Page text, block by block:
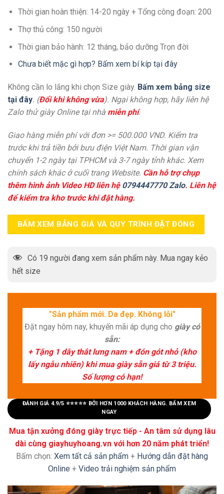
Thời gian hoàn thiện: 14-20 ngày + Tổng công đoạn: 200
Thợ thủ công: 150 người
Thời gian bảo hành: 12 tháng, bảo dưỡng Trọn đời
Chưa biết mặc gì hợp? Bấm xem bí kíp tại đây
Không cần lo lắng khi chọn Size giày. Bấm xem bảng size
tại đây. (Đổi khi không vừa). Ngại không hợp, hãy liên hệ
Zalo thử giày Online tại nhà miễn phí.
Giao hàng miễn phí với đơn >= 500.000 VND. Kiểm tra
trước khi trả tiền bởi bưu điện Việt Nam. Thời gian vận
chuyển 1-2 ngày tại TPHCM và 3-7 ngày tỉnh khác. Xem
chính sách khác ở cuối trang Website. Cần hỗ trợ chụp
thêm hình ảnh Video HD liên hệ 0794447770 Zalo. Liên hệ
để kiểm tra kho trước khi đặt hàng.
BẤM XEM BẢNG GIÁ VÀ QUY TRÌNH ĐẶT ĐÓNG
Có 19 người đang xem sản phẩm này. Mua ngay kẻo
hết size
"Sản phẩm mới. Da đẹp. Không lỗi"
Đặt ngay hôm nay, khuyến mãi áp dụng cho giày có
sẵn:
+ Tặng 1 dây thắt lưng nam + đón gót nhỏ (kho
lấy ngẫu nhiên) khi mua giày sẵn giá từ 3 triệu.
Số lượng có hạn!
ĐÁNH GIÁ 4.9/5 ⭐⭐⭐⭐⭐ BỞI HƠN 1000 KHÁCH HÀNG. BẤM XEM
NGAY
Mua tận xưởng đóng giày trực tiếp - An tâm sử dụng lâu
dài cùng giayhuyhoang.vn với hơn 20 năm phát triển!
Bấm chọn: Xem tất cả sản phẩm + Hướng dẫn đặt hàng
Online + Video trải nghiệm sản phẩm